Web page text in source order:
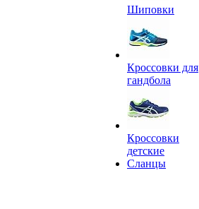
Шиповки
Кроссовки для
гандбола
Кроссовки
детские
Сланцы